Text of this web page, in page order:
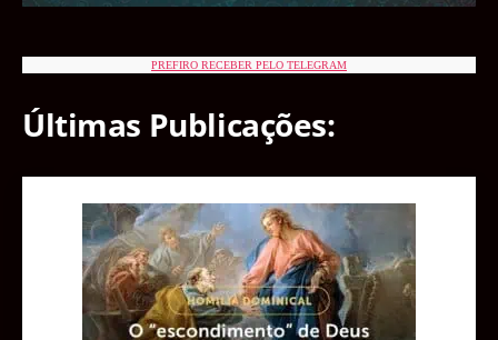
PREFIRO RECEBER PELO TELEGRAM
Últimas Publicações: